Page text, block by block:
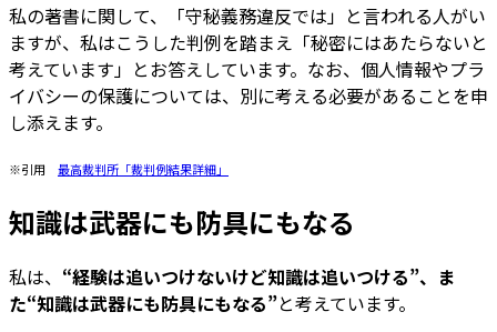
私の著書に関して、「守秘義務違反では」と言われる人がい
ますが、私はこうした判例を踏まえ「秘密にはあたらないと
考えています」とお答えしています。なお、個人情報やプラ
イバシーの保護については、別に考える必要があることを申
し添えます。
※引用 最高裁判所「裁判例結果詳細」
知識は武器にも防具にもなる
私は、 “経験は追いつけないけど知識は追いつける”、ま
た“知識は武器にも防具にもなる”と考えています。